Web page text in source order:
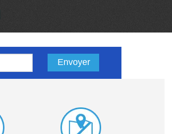
Envoyer